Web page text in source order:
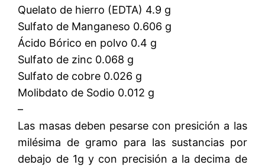
Quelato de hierro (EDTA) 4.9 g
Sulfato de Manganeso 0.606 g
Ácido Bórico en polvo 0.4 g
Sulfato de zinc 0.068 g
Sulfato de cobre 0.026 g
Molibdato de Sodio 0.012 g
–
Las masas deben pesarse con presición a las
milésima de gramo para las sustancias por
debajo de 1g y con precisión a la decima de